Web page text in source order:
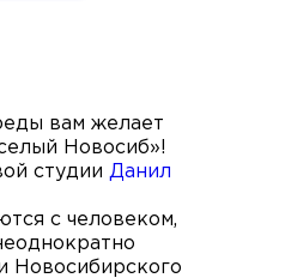
вам желает
Новосиб»!
студии Данил
с человеком,
Новосибирского